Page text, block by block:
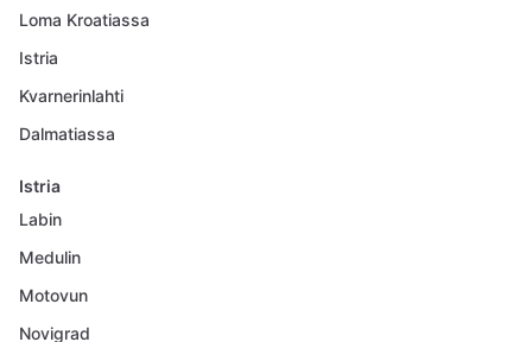
Loma Kroatiassa
Istria
Kvarnerinlahti
Dalmatiassa
Istria
Labin
Medulin
Motovun
Novigrad